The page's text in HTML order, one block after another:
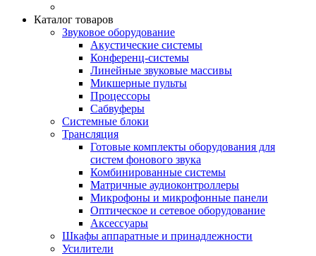
Каталог товаров
Звуковое оборудование
Акустические системы
Конференц-системы
Линейные звуковые массивы
Микшерные пульты
Процессоры
Сабвуферы
Системные блоки
Трансляция
Готовые комплекты оборудования для
систем фонового звука
Комбинированные системы
Матричные аудиоконтроллеры
Микрофоны и микрофонные панели
Оптическое и сетевое оборудование
Аксессуары
Шкафы аппаратные и принадлежности
Усилители